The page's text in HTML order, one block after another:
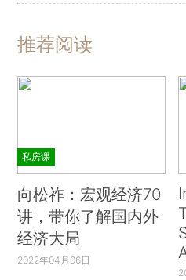
推荐阅读
私房课
向松祚：宏观经济70
讲，带你了解国内外
经济大局
2022年04月06日